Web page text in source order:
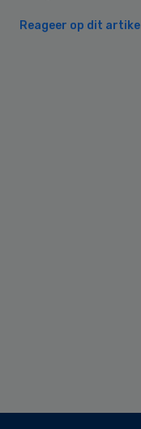
Reageer op dit artikel